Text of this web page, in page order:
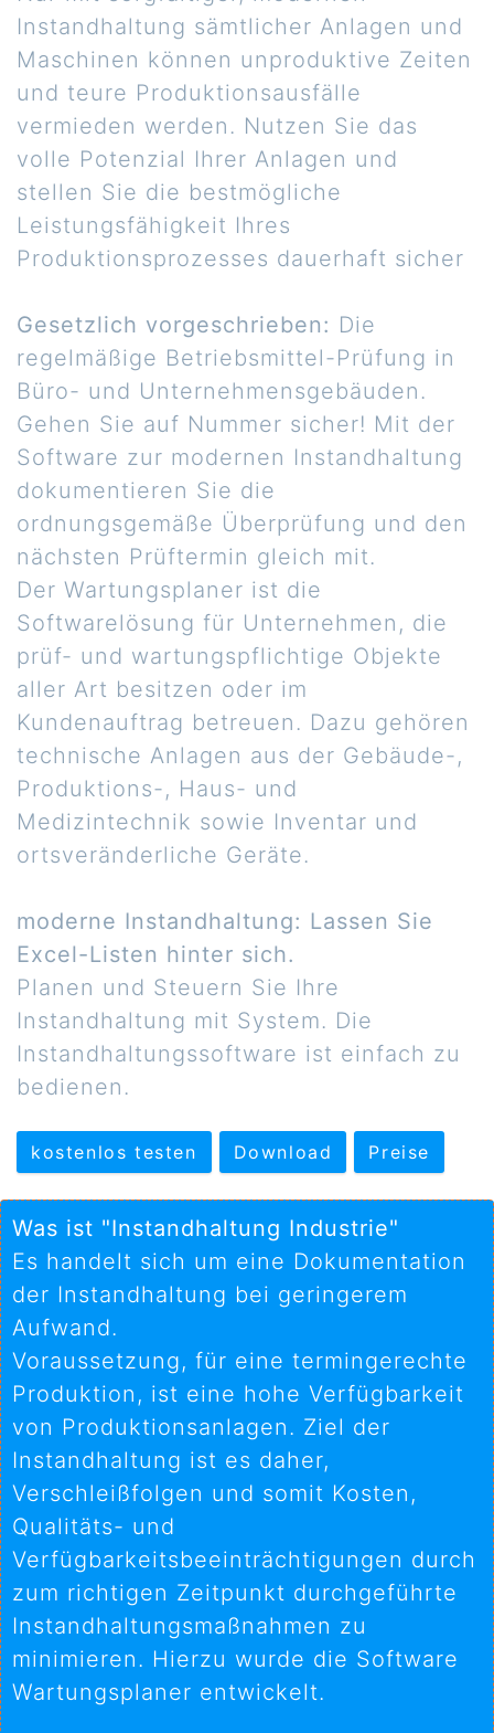
Instandhaltung sämtlicher Anlagen und
Maschinen können unproduktive Zeiten
und teure Produktionsausfälle
vermieden werden. Nutzen Sie das
volle Potenzial Ihrer Anlagen und
stellen Sie die bestmögliche
Leistungsfähigkeit Ihres
Produktionsprozesses dauerhaft sicher
Gesetzlich vorgeschrieben: Die
regelmäßige Betriebsmittel-Prüfung in
Büro- und Unternehmensgebäuden.
Gehen Sie auf Nummer sicher! Mit der
Software zur modernen Instandhaltung
dokumentieren Sie die
ordnungsgemäße Überprüfung und den
nächsten Prüftermin gleich mit.
Der Wartungsplaner ist die
Softwarelösung für Unternehmen, die
prüf- und wartungspflichtige Objekte
aller Art besitzen oder im
Kundenauftrag betreuen. Dazu gehören
technische Anlagen aus der Gebäude-,
Produktions-, Haus- und
Medizintechnik sowie Inventar und
ortsveränderliche Geräte.
moderne Instandhaltung: Lassen Sie
Excel-Listen hinter sich.
Planen und Steuern Sie Ihre
Instandhaltung mit System. Die
Instandhaltungssoftware ist einfach zu
bedienen.
kostenlos testen Download Preise
Was ist "Instandhaltung Industrie"
Es handelt sich um eine Dokumentation
der Instandhaltung bei geringerem
Aufwand.
Voraussetzung, für eine termingerechte
Produktion, ist eine hohe Verfügbarkeit
von Produktionsanlagen. Ziel der
Instandhaltung ist es daher,
Verschleißfolgen und somit Kosten,
Qualitäts- und
Verfügbarkeitsbeeinträchtigungen durch
zum richtigen Zeitpunkt durchgeführte
Instandhaltungsmaßnahmen zu
minimieren. Hierzu wurde die Software
Wartungsplaner entwickelt.